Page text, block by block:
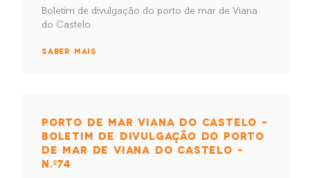
Boletim de divulgação do porto de mar de Viana
do Castelo
SABER MAIS
PORTO DE MAR VIANA DO CASTELO –
BOLETIM DE DIVULGAÇÃO DO PORTO
DE MAR DE VIANA DO CASTELO –
N.º74